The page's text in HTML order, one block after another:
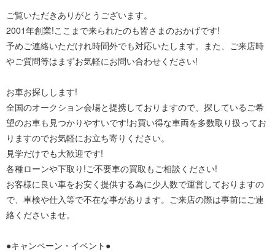
ご覧いただきありがとうございます。
2001年創業!ここまで来られたのも皆さまのおかげです!
予めご連絡いただけれ時間外でも対応いたします。また、ご来店時
やご質問等はまずお気軽にお問い合わせください!
お車お探しします!
全国のオークション会場と提携しておりますので、探しているご希
望のお車も見つかりやすいです!お買い得な車両を多数取り扱ってお
りますのでお気軽にお立ち寄りください。
見学だけでも大歓迎です!
各種ローンや下取り!ご不要車の買取もご相談ください!
お客様に良い車をお安く提供する為に少人数で運営しておりますの
で、車検や仕入等で不在な事があります。ご来店の際は事前にご連
絡くださいませ。
●キャンペーン・イベント●